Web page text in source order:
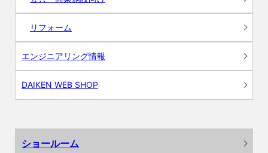
リフォーム
エンジニアリング情報
DAIKEN WEB SHOP
ショールーム